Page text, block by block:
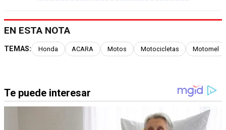
EN ESTA NOTA
TEMAS: Honda ACARA Motos Motocicletas Motomel